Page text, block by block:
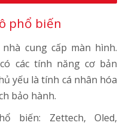
phổ biến
cung cấp màn hình.
các tính năng cơ bản
yếu là tính cá nhân hóa
bảo hành.
biến: Zettech, Oled,